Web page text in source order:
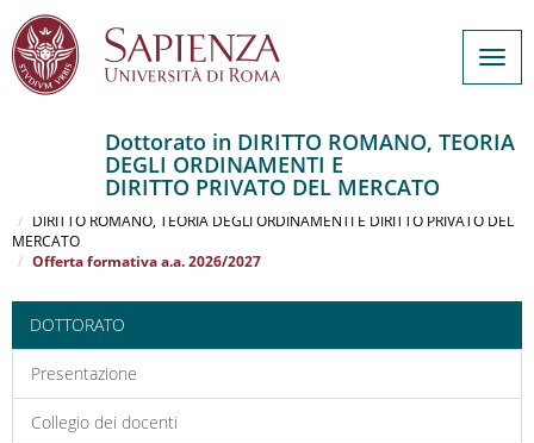
contenuto
principale
Dottorato in DIRITTO ROMANO, TEORIA
DEGLI ORDINAMENTI E
DIRITTO PRIVATO DEL MERCATO
DIRITTO ROMANO, TEORIA DEGLI ORDINAMENTI E DIRITTO PRIVATO DEL
MERCATO
Offerta formativa a.a. 2026/2027
DOTTORATO
Presentazione
Collegio dei docenti